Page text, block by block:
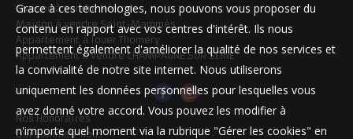
Maison à vendre Héricy
Maison à vendre Saint-Mammès
Appartement à louer Thomery
Appartement à vendre CHAMPAGNE SUR SEINE
Nos Honoraires
Qui sommes-nous
Grace à ces technologies, nous pouvons vous proposer du
contenu en rapport avec vos centres d'intérêt. Ils nous
permettent également d'améliorer la qualité de nos services et
la convivialité de notre site internet. Nous utiliserons
uniquement les données personnelles pour lesquelles vous
avez donné votre accord. Vous pouvez les modifier à
n'importe quel moment via la rubrique "Gérer les cookies" en